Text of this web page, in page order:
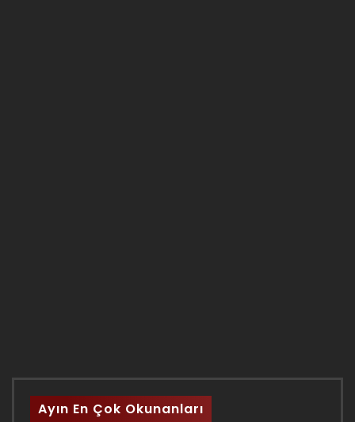
Ayın En Çok Okunanları